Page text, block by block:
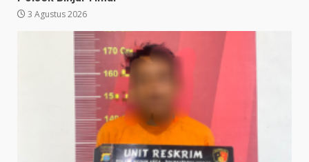
3 Agustus 2026